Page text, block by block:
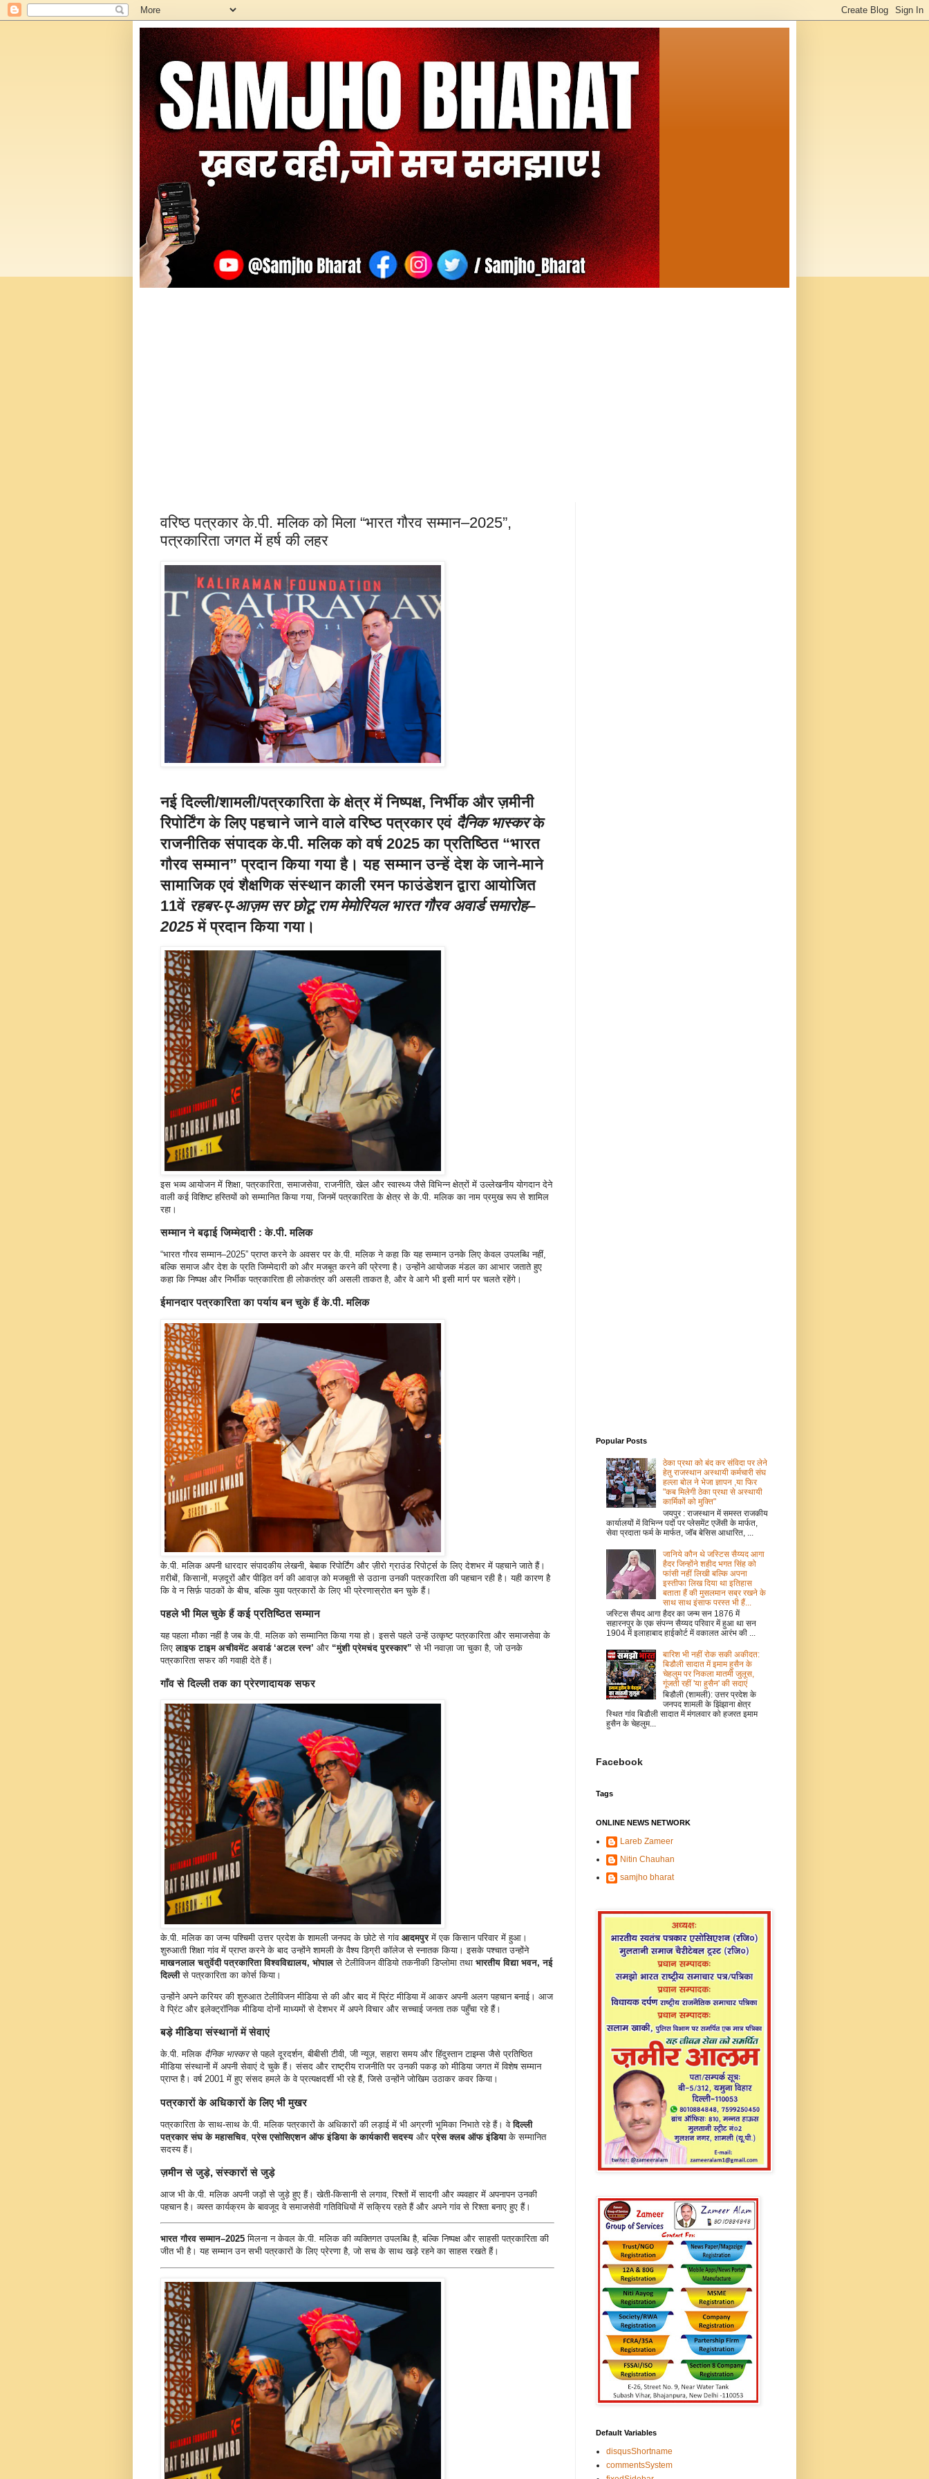
वरिष्ठ पत्रकार के.पी. मलिक को मिला “भारत गौरव सम्मान–2025”,
पत्रकारिता जगत में हर्ष की लहर
नई दिल्ली/शामली/पत्रकारिता के क्षेत्र में निष्पक्ष, निर्भीक और ज़मीनी
रिपोर्टिंग के लिए पहचाने जाने वाले वरिष्ठ पत्रकार एवं दैनिक भास्करके
राजनीतिक संपादकके.पी. मलिकको वर्ष 2025 का प्रतिष्ठित “भारत
गौरव सम्मान” प्रदान किया गया है। यह सम्मान उन्हें देश के जाने-माने
सामाजिक एवं शैक्षणिक संस्थानकाली रमन फाउंडेशनद्वारा आयोजित
11वें रहबर-ए-आज़म सर छोटू राम मेमोरियल भारत गौरव अवार्ड समारोह–
2025में प्रदान किया गया।
इस भव्य आयोजन में शिक्षा, पत्रकारिता, समाजसेवा, राजनीति, खेल और स्वास्थ्य जैसे विभिन्न क्षेत्रों में उल्लेखनीय योगदान देने
वाली कई विशिष्ट हस्तियों को सम्मानित किया गया, जिनमें पत्रकारिता के क्षेत्र से के.पी. मलिक का नाम प्रमुख रूप से शामिल
रहा।
सम्मान ने बढ़ाई जिम्मेदारी : के.पी. मलिक
“भारत गौरव सम्मान–2025” प्राप्त करने के अवसर पर के.पी. मलिक ने कहा कि यह सम्मान उनके लिए केवल उपलब्धि नहीं,
बल्कि समाज और देश के प्रति जिम्मेदारी को और मजबूत करने की प्रेरणा है। उन्होंने आयोजक मंडल का आभार जताते हुए
कहा कि निष्पक्ष और निर्भीक पत्रकारिता ही लोकतंत्र की असली ताकत है, और वे आगे भी इसी मार्ग पर चलते रहेंगे।
ईमानदार पत्रकारिता का पर्याय बन चुके हैं के.पी. मलिक
के.पी. मलिक अपनी धारदार संपादकीय लेखनी, बेबाक रिपोर्टिंग और ज़ीरो ग्राउंड रिपोर्ट्स के लिए देशभर में पहचाने जाते हैं।
ग़रीबों, किसानों, मज़दूरों और पीड़ित वर्ग की आवाज़ को मजबूती से उठाना उनकी पत्रकारिता की पहचान रही है। यही कारण है
कि वे न सिर्फ़ पाठकों के बीच, बल्कि युवा पत्रकारों के लिए भी प्रेरणास्रोत बन चुके हैं।
पहले भी मिल चुके हैं कई प्रतिष्ठित सम्मान
यह पहला मौका नहीं है जब के.पी. मलिक को सम्मानित किया गया हो। इससे पहले उन्हें उत्कृष्ट पत्रकारिता और समाजसेवा के
लिएलाइफ टाइम अचीवमेंट अवार्ड ‘अटल रत्न’ और “मुंशी प्रेमचंद पुरस्कार” से भी नवाज़ा जा चुका है, जो उनके
पत्रकारिता सफर की गवाही देते हैं।
गाँव से दिल्ली तक का प्रेरणादायक सफर
के.पी. मलिक का जन्म पश्चिमी उत्तर प्रदेश के शामली जनपद के छोटे से गांव आदमपुरमें एक किसान परिवार में हुआ।
शुरुआती शिक्षा गांव में प्राप्त करने के बाद उन्होंने शामली के वैश्य डिग्री कॉलेज से स्नातक किया। इसके पश्चात उन्होंने
माखनलाल चतुर्वेदी पत्रकारिता विश्वविद्यालय, भोपालसे टेलीविजन वीडियो तकनीकी डिप्लोमा तथा भारतीय विद्या भवन, नई
दिल्लीसे पत्रकारिता का कोर्स किया।
उन्होंने अपने करियर की शुरुआत टेलीविजन मीडिया से की और बाद में प्रिंट मीडिया में आकर अपनी अलग पहचान बनाई। आज
वे प्रिंट और इलेक्ट्रॉनिक मीडिया दोनों माध्यमों से देशभर में अपने विचार और सच्चाई जनता तक पहुँचा रहे हैं।
बड़े मीडिया संस्थानों में सेवाएं
के.पी. मलिक दैनिक भास्करसे पहले दूरदर्शन, बीबीसी टीवी, जी न्यूज़, सहारा समय और हिंदुस्तान टाइम्स जैसे प्रतिष्ठित
मीडिया संस्थानों में अपनी सेवाएं दे चुके हैं। संसद और राष्ट्रीय राजनीति पर उनकी पकड़ को मीडिया जगत में विशेष सम्मान
प्राप्त है। वर्ष 2001 में हुए संसद हमले के वे प्रत्यक्षदर्शी भी रहे हैं, जिसे उन्होंने जोखिम उठाकर कवर किया।
पत्रकारों के अधिकारों के लिए भी मुखर
पत्रकारिता के साथ-साथ के.पी. मलिक पत्रकारों के अधिकारों की लड़ाई में भी अग्रणी भूमिका निभाते रहे हैं। वेदिल्ली
पत्रकार संघ के महासचिव ,प्रेस एसोसिएशन ऑफ इंडिया के कार्यकारी सदस्य औरप्रेस क्लब ऑफ इंडियाके सम्मानित
सदस्य हैं।
ज़मीन से जुड़े, संस्कारों से जुड़े
आज भी के.पी. मलिक अपनी जड़ों से जुड़े हुए हैं। खेती-किसानी से लगाव, रिश्तों में सादगी और व्यवहार में अपनापन उनकी
पहचान है। व्यस्त कार्यक्रम के बावजूद वे समाजसेवी गतिविधियों में सक्रिय रहते हैं और अपने गांव से रिश्ता बनाए हुए हैं।
भारत गौरव सम्मान–2025 मिलना न केवल के.पी. मलिक की व्यक्तिगत उपलब्धि है, बल्कि निष्पक्ष और साहसी पत्रकारिता की
जीत भी है। यह सम्मान उन सभी पत्रकारों के लिए प्रेरणा है, जो सच के साथ खड़े रहने का साहस रखते हैं।
Popular Posts
ठेका प्रथा को बंद कर संविदा पर लेने
हेतु राजस्थान अस्थायी कर्मचारी संघ
हल्ला बोल ने भेजा ज्ञापन ,या फिर
"कब मिलेगी ठेका प्रथा से अस्थायी
कार्मिकों को मुक्ति"
जयपुर : राजस्थान में समस्त राजकीय
कार्यालयों में विभिन्न पदों पर प्लेसमेंट एजेंसी के मार्फत,
सेवा प्रदाता फर्म के मार्फत, जॉब बेसिस आधारित, ...
जानिये कौन थे जस्टिस सैय्यद आगा
हैदर जिन्होंने शहीद भगत सिंह को
फांसी नहीं लिखी बल्कि अपना
इस्तीफा लिख दिया था इतिहास
बताता हैं की मुसलमान सब्र रखने के
साथ साथ इंसाफ परस्त भी हैं...
जस्टिस सैयद आगा हैदर का जन्म सन 1876 में
सहारनपुर के एक संपन्न सैय्यद परिवार में हुआ था सन
1904 में इलाहाबाद हाईकोर्ट में वकालत आरंभ की ...
बारिश भी नहीं रोक सकी अकीदत:
बिडौली सादात में इमाम हुसैन के
चेहलुम पर निकला मातमी जुलूस,
गूंजती रहीं 'या हुसैन' की सदाएं
बिडौली (शामली): उत्तर प्रदेश के
जनपद शामली के झिंझाना क्षेत्र
स्थित गांव बिडौली सादात में मंगलवार को हजरत इमाम
हुसैन के चेहलुम...
Facebook
Tags
ONLINE NEWS NETWORK
Lareb Zameer
Nitin Chauhan
samjho bharat
Default Variables
disqusShortname
commentsSystem